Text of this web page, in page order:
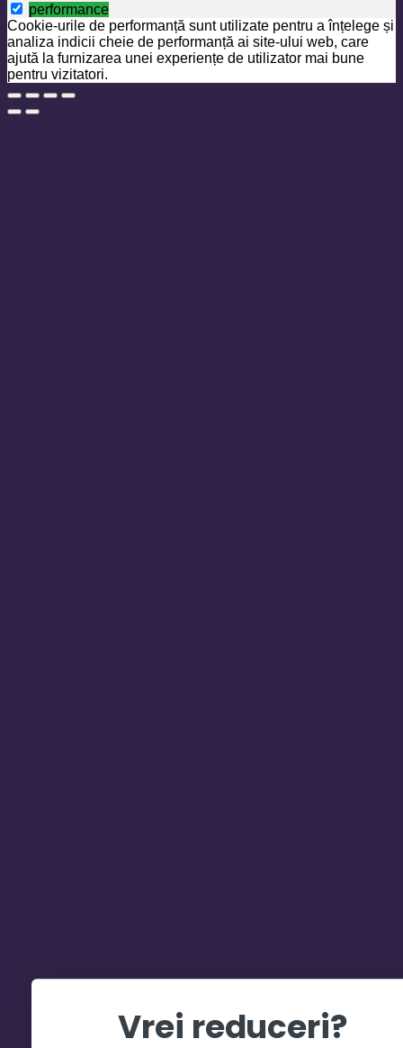
performance
Cookie-urile de performanță sunt utilizate pentru a înțelege și
analiza indicii cheie de performanță ai site-ului web, care
ajută la furnizarea unei experiențe de utilizator mai bune
pentru vizitatori.
Vrei reduceri?